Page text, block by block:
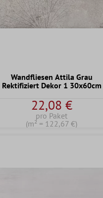
Wandfliesen Attila Grau
Rektifiziert Dekor 1 30x60cm
22,08 €
pro Paket
(m² = 122,67 €)